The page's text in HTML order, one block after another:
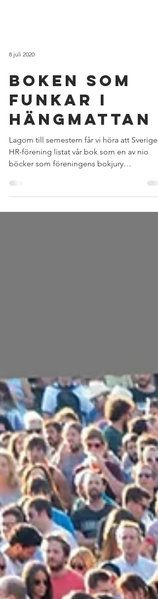
Boken som
funkar i
hängmattan
Lagom till semestern får vi höra att Sveriges
HR-förening listat vår bok som en av nio
böcker som föreningens bokjury